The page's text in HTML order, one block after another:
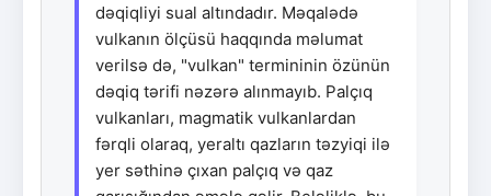
dəqiqliyi sual altındadır. Məqalədə
vulkanın ölçüsü haqqında məlumat
verilsə də, "vulkan" termininin özünün
dəqiq tərifi nəzərə alınmayıb. Palçıq
vulkanları, magmatik vulkanlardan
fərqli olaraq, yeraltı qazların təzyiqi ilə
yer səthinə çıxan palçıq və qaz